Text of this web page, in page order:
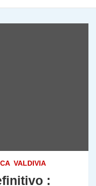
VALDIVIA
: